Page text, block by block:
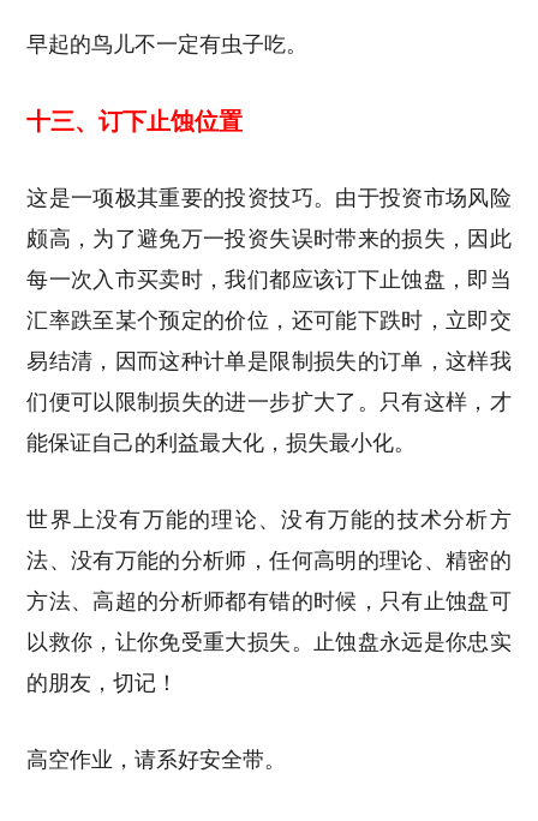
早起的鸟儿不一定有虫子吃。
十三、订下止蚀位置
这是一项极其重要的投资技巧。由于投资市场风险
颇高，为了避免万一投资失误时带来的损失，因此
每一次入市买卖时，我们都应该订下止蚀盘，即当
汇率跌至某个预定的价位，还可能下跌时，立即交
易结清，因而这种计单是限制损失的订单，这样我
们便可以限制损失的进一步扩大了。只有这样，才
能保证自己的利益最大化，损失最小化。
世界上没有万能的理论、没有万能的技术分析方
法、没有万能的分析师，任何高明的理论、精密的
方法、高超的分析师都有错的时候，只有止蚀盘可
以救你，让你免受重大损失。止蚀盘永远是你忠实
的朋友，切记！
高空作业，请系好安全带。